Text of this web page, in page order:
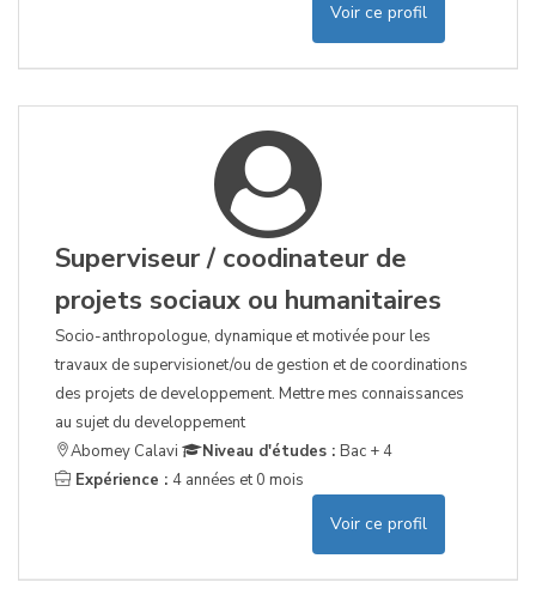
Voir ce profil
Superviseur / coodinateur de
projets sociaux ou humanitaires
Socio-anthropologue, dynamique et motivée pour les
travaux de supervisionet/ou de gestion et de coordinations
des projets de developpement. Mettre mes connaissances
au sujet du developpement
Abomey Calavi
Niveau d'études : Bac + 4
Expérience : 4 années et 0 mois
Voir ce profil